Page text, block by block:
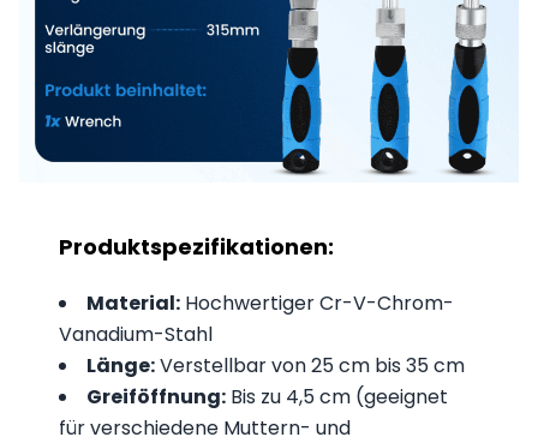
Produktspezifikationen:
Material: Hochwertiger Cr-V-Chrom-
Vanadium-Stahl
Länge:Verstellbar von 25 cm bis 35 cm
Greiföffnung: Bis zu 4,5 cm (geeignet
für verschiedene Muttern- und